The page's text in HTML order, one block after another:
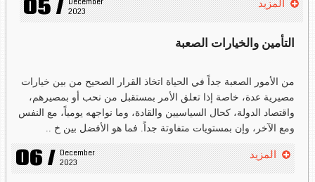
05 / December
2023
المزيد
التأمين والخيارات الصعبة
من الأمور الصعبة جداً في الحياة اتخاذ القرار الصحيح من بين خيارات
مصيرية عدة، خاصة إذا تعلق الأمر بمستقبل من نحب أو بمصيرهم،
واقتصاد الدولة، كحال السياسيين والقادة، وما نواجهه يومياً، مع النفس
ومع الآخر، وإن بمستويات متفاوتة جداً. فما هو الأفضل بين خ ..
06 / December
2023
المزيد